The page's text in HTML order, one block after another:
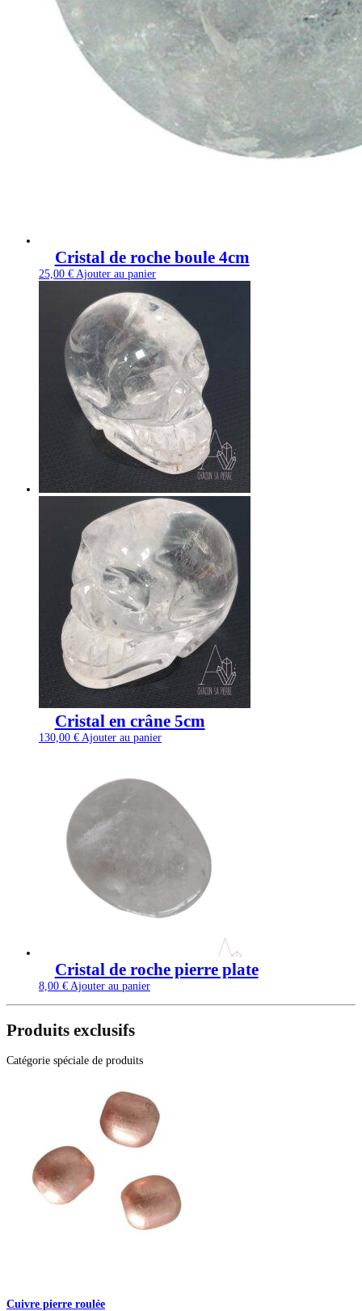
Cristal de roche boule 4cm
25,00 € Ajouter au panier
Cristal en crâne 5cm
130,00 € Ajouter au panier
Cristal de roche pierre plate
8,00 € Ajouter au panier
Produits exclusifs
Catégorie spéciale de produits
Cuivre pierre roulée